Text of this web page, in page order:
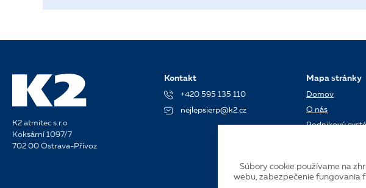
K2 atmitec s.r.o
Koksární 1097/7
702 00 Ostrava-Přívoz
Kontakt
+420 595 135 110
nejlepsierp@k2.cz
Mapa stránky
Domov
O nás
Podnikový
Verzie systému
Súbory cookie používame na
webu, zabezpečenie fungovania